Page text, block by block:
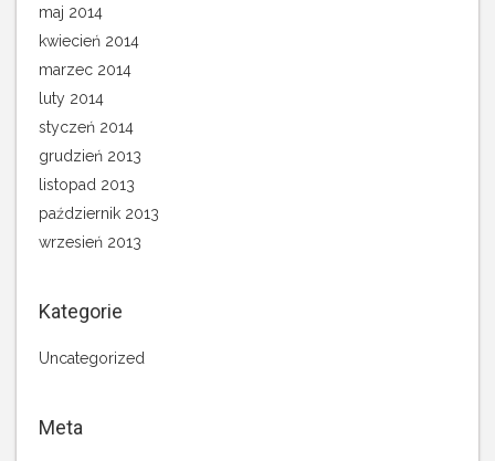
maj 2014
kwiecień 2014
marzec 2014
luty 2014
styczeń 2014
grudzień 2013
listopad 2013
październik 2013
wrzesień 2013
Kategorie
Uncategorized
Meta